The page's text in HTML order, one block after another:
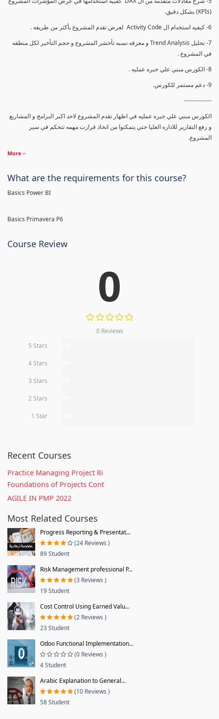
(KPIs) بشكل دقيق.
6- كيفيه استخدام ال Activity Code لعرض تقدم المشروع بأكثر من طريقه .
7- تحليل Trend Analysis و معرفه نسبه تأخشر المشروع و حجم التأخير لكل منطقه
في المشروع .
8- الكورس مبني علي خبره عمليه .
9- دعم مستمر للكورس.
--------------
الكورس مبني علي خبره عمليه في اظهار تقدم المشروع لاحد اكبر البرامج و المشاريع
و رفع التقارير للاداره العليا حتي يتمكنوا من اتخاذ قرارت مهمه تتحكم في سير
المشروع.
More
What are the requirements for this course?
Basics Power BI
Basics Primavera P6
Course Review
0
0 Reviews
5 Stars
4 Stars
3 Stars
2 Stars
1 Star
Recent Courses
Practice Managing Project Ri
Foundations of Projects Cont
AGILE IN PMP 2022
Most Related Courses
Progress Reporting & Presentat...
(24 Reviews )
89 Student
Risk Management professional P...
(3 Reviews )
19 Student
Cost Control Using Earned Valu...
(2 Reviews )
23 Student
Odoo Functional Implementation...
(0 Reviews )
4 Student
Arabic Explanation to General...
(10 Reviews )
58 Student